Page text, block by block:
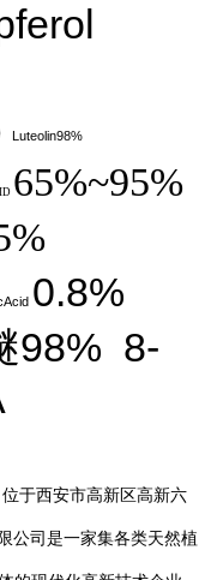
Luteolin98%
65%~95%
0.8%
98% 8-
于西安市高新区高新六
公司是一家集各类天然植